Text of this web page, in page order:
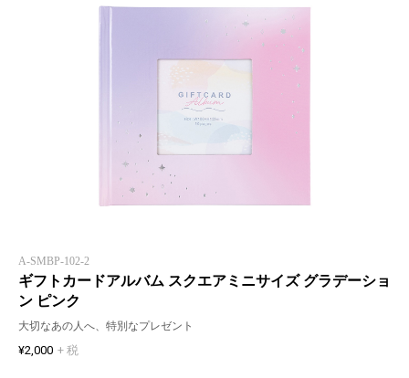
A-SMBP-102-2
ギフトカードアルバム スクエアミニサイズ グラデーショ
ン ピンク
大切なあの人へ、特別なプレゼント
¥2,000 + 税